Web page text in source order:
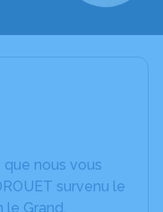
que nous vous
survenu le
le Grand.